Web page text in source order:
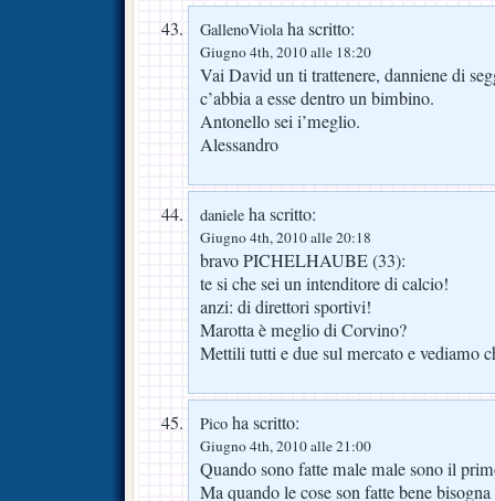
GallenoViolaha scritto:
Giugno 4th, 2010 alle 18:20
Vai David un ti trattenere, danniene di
c’abbia a esse dentro un bimbino.
Antonello sei i’meglio.
Alessandro
daniele ha scritto:
Giugno 4th, 2010 alle 20:18
bravo PICHELHAUBE (33):
te si che sei un intenditore di calcio!
anzi: di direttori sportivi!
Marotta è meglio di Corvino?
Mettili tutti e due sul mercato e vediamo
Pico ha scritto:
Giugno 4th, 2010 alle 21:00
Quando sono fatte male male sono il
Ma quando le cose son fatte bene